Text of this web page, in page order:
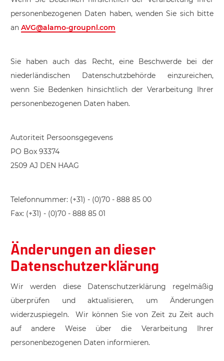
personenbezogenen Daten haben, wenden Sie sich bitte
an AVG@alamo-groupnl.com
Sie haben auch das Recht, eine Beschwerde bei der
niederländischen Datenschutzbehörde einzureichen,
wenn Sie Bedenken hinsichtlich der Verarbeitung Ihrer
personenbezogenen Daten haben.
Autoriteit Persoonsgegevens
PO Box 93374
2509 AJ DEN HAAG
Telefonnummer: (+31) - (0)70 - 888 85 00
Fax: (+31) - (0)70 - 888 85 01
Änderungen an dieser
Datenschutzerklärung
Wir werden diese Datenschutzerklärung regelmäßig
überprüfen und aktualisieren, um Änderungen
widerzuspiegeln. Wir können Sie von Zeit zu Zeit auch
auf andere Weise über die Verarbeitung Ihrer
personenbezogenen Daten informieren.